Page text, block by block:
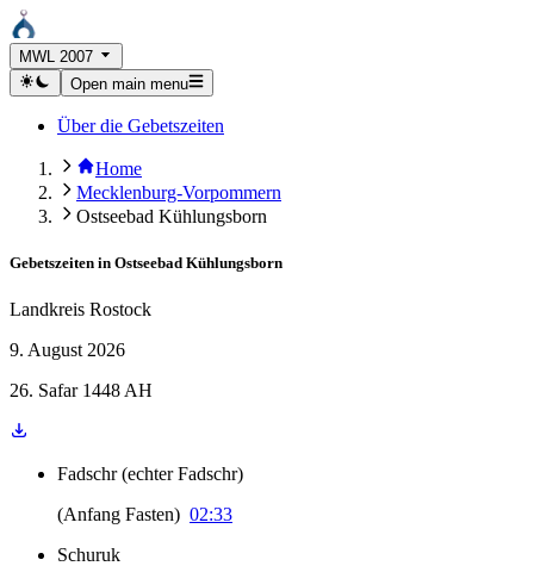
MWL 2007
Open main menu
Über die Gebetszeiten
Home
Mecklenburg-Vorpommern
Ostseebad Kühlungsborn
Gebetszeiten in Ostseebad Kühlungsborn
Landkreis Rostock
9. August 2026
26. Safar 1448 AH
Fadschr (echter Fadschr)
(Anfang Fasten) 02:33
Schuruk